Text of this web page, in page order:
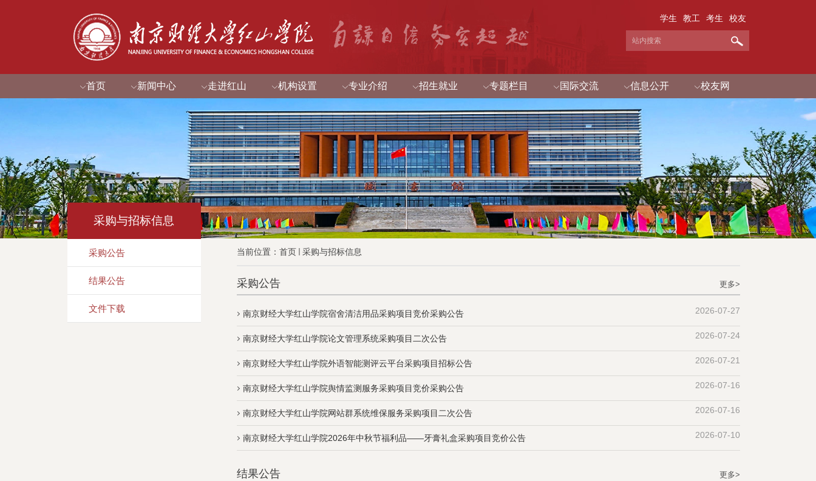
学生 教工 考生 校友
首页 新闻中心 走进红山 机构设置 专业介绍 招生就业 专题栏目 国际交流 信息公开 校友网
采购与招标信息
采购公告
结果公告
文件下载
当前位置： 首页 采购与招标信息
采购公告 更多>
南京财经大学红山学院宿舍清洁用品采购项目竞价采购公告 2026-07-27
南京财经大学红山学院论文管理系统采购项目二次公告 2026-07-24
南京财经大学红山学院外语智能测评云平台采购项目招标公告 2026-07-21
南京财经大学红山学院舆情监测服务采购项目竞价采购公告 2026-07-16
南京财经大学红山学院网站群系统维保服务采购项目二次公告 2026-07-16
南京财经大学红山学院2026年中秋节福利品——牙膏礼盒采购项目竞价公告 2026-07-10
结果公告 更多>